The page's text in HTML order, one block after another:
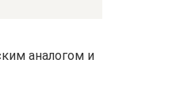
аналогом и